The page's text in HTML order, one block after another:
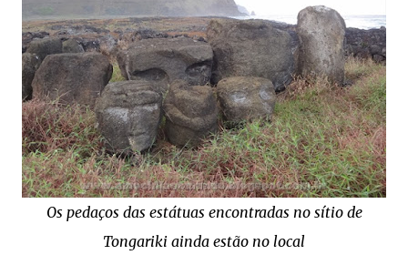
Os pedaços das estátuas encontradas no sítio de
Tongariki ainda estão no local